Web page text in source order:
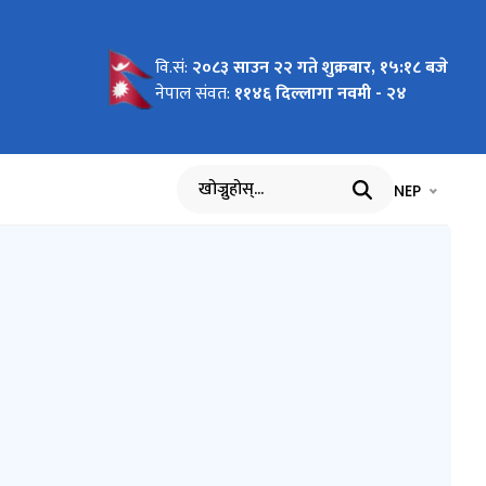
वि.सं: २०८३ साउन २२ गते शुक्रबार, १५:१८ बजे
नेपाल संवत: ११४६ दिल्लागा नवमी - २४
खोज्नुहोस् भाषा चयन
NEP